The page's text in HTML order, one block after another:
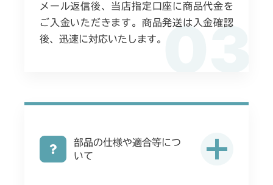
03
メール返信後、当店指定口座に商品代金を
ご入金いただきます。商品発送は入金確認
後、迅速に対応いたします。
部品の仕様や適合等につ
いて